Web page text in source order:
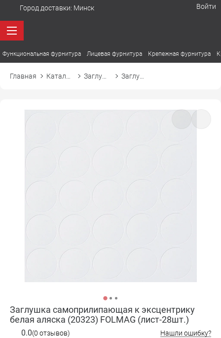
Город доставки: Минск Войти
Функциональная фурнитура Лицевая фурнитура Крепежная фурнитура
Главная
Заглушка самоприлипающая к эксцентрику
белая аляска (20323) FOLMAG (лист-28шт.)
0.0(0 отзывов) Нашли ошибку?